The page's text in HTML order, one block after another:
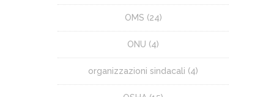
OMS (24)
ONU (4)
organizzazioni sindacali (4)